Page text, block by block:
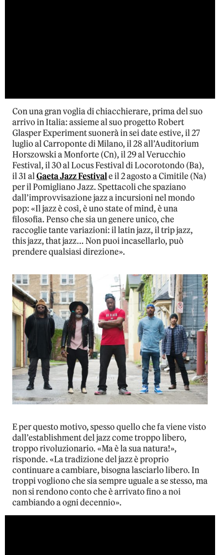
Con una gran voglia di chiacchierare, prima del suo
arrivo in Italia: assieme al suo progetto Robert
Glasper Experiment suonerà in sei date estive, il 27
luglio al Carroponte di Milano, il 28 all’Auditorium
Horszowski a Monforte (Cn), il 29 al Verucchio
Festival, il 30 al Locus Festival di Locorotondo (Ba),
il 31 alGaeta Jazz Festivale il 2 agosto a Cimitile (Na)
per il Pomigliano Jazz. Spettacoli che spaziano
dall’improvvisazione jazz a incursioni nel mondo
pop: «Il jazz è così, è uno state of mind, è una
filosofia. Penso che sia un genere unico, che
raccoglie tante variazioni: il latin jazz, il trip jazz,
this jazz, that jazz… Non puoi incasellarlo, può
prendere qualsiasi direzione».
E per questo motivo, spesso quello che fa viene visto
dall’establishment del jazz come troppo libero,
troppo rivoluzionario. «Ma è la sua natura!»,
risponde. «La tradizione del jazz è proprio
continuare a cambiare, bisogna lasciarlo libero. In
troppi vogliono che sia sempre uguale a se stesso, ma
non si rendono conto che è arrivato fino a noi
cambiando a ogni decennio».